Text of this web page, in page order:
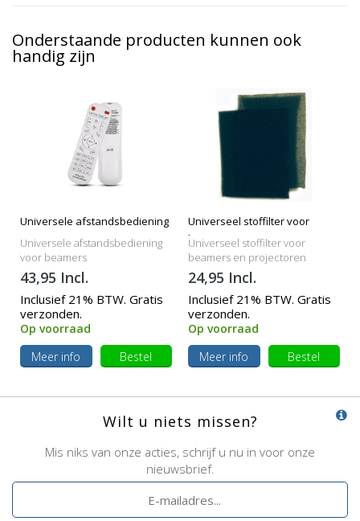
Onderstaande producten kunnen ook
handig zijn
Universele afstandsbediening
Universele afstandsbediening
voor beamers
43,95 Incl.
Inclusief 21% BTW. Gratis
verzonden.
Op voorraad
Meer info
Bestel
Universeel stoffilter voor
beamers
Universeel stoffilter voor
beamers en projectoren
24,95 Incl.
Inclusief 21% BTW. Gratis
verzonden.
Op voorraad
Meer info
Bestel
Wilt u niets missen?
Mis niks van onze acties, schrijf u nu in voor onze
nieuwsbrief.